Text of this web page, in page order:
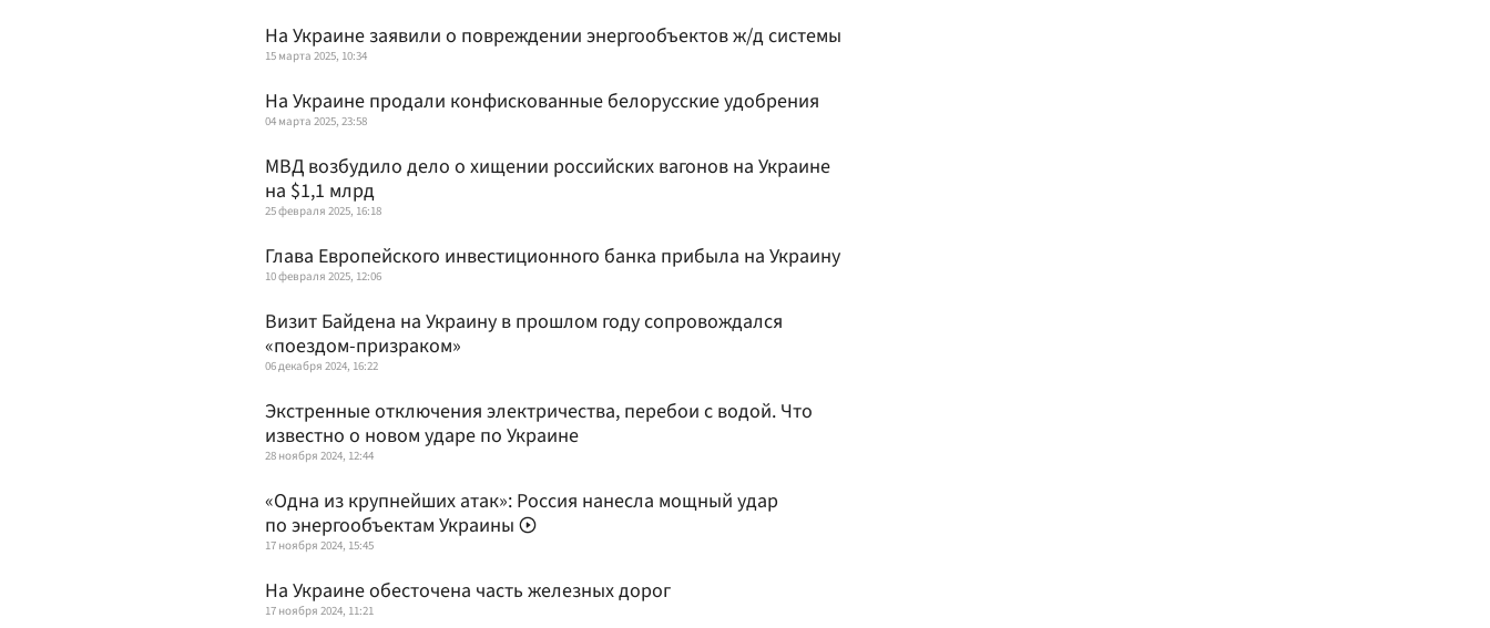
На Украине заявили о повреждении энергообъектов ж/д системы
15 марта 2025, 10:34
На Украине продали конфискованные белорусские удобрения
04 марта 2025, 23:58
МВД возбудило дело о хищении российских вагонов на Украине
на $1,1 млрд
25 февраля 2025, 16:18
Глава Европейского инвестиционного банка прибыла на Украину
10 февраля 2025, 12:06
Визит Байдена на Украину в прошлом году сопровождался
«поездом-призраком»
06 декабря 2024, 16:22
Экстренные отключения электричества, перебои с водой. Что
известно о новом ударе по Украине
28 ноября 2024, 12:44
«Одна из крупнейших атак»: Россия нанесла мощный удар
по энергообъектам Украины
17 ноября 2024, 15:45
На Украине обесточена часть железных дорог
17 ноября 2024, 11:21